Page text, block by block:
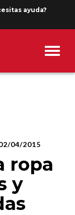
ayuda?
04/2015
ropa
y